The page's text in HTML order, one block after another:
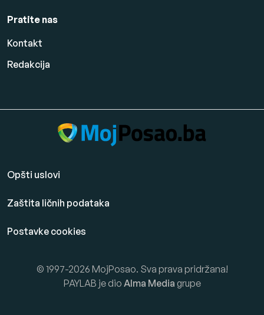
Pratite nas
Kontakt
Redakcija
Opšti uslovi
Zaštita ličnih podataka
Postavke cookies
© 1997-2026 MojPosao. Sva prava pridržana!
PAYLAB je dio Alma Media grupe